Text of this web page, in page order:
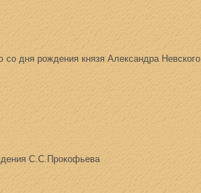
дня рождения князя Александра Невского
С.С.Прокофьева